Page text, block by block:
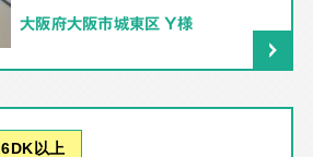
大阪府大阪市城東区 Y様
6DK以上